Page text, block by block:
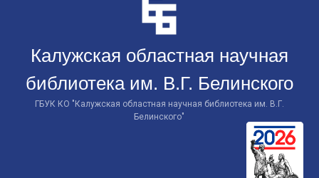
Калужская областная научная
библиотека им. В.Г. Белинского
ГБУК КО "Калужская областная научная библиотека им. В.Г.
Белинского"